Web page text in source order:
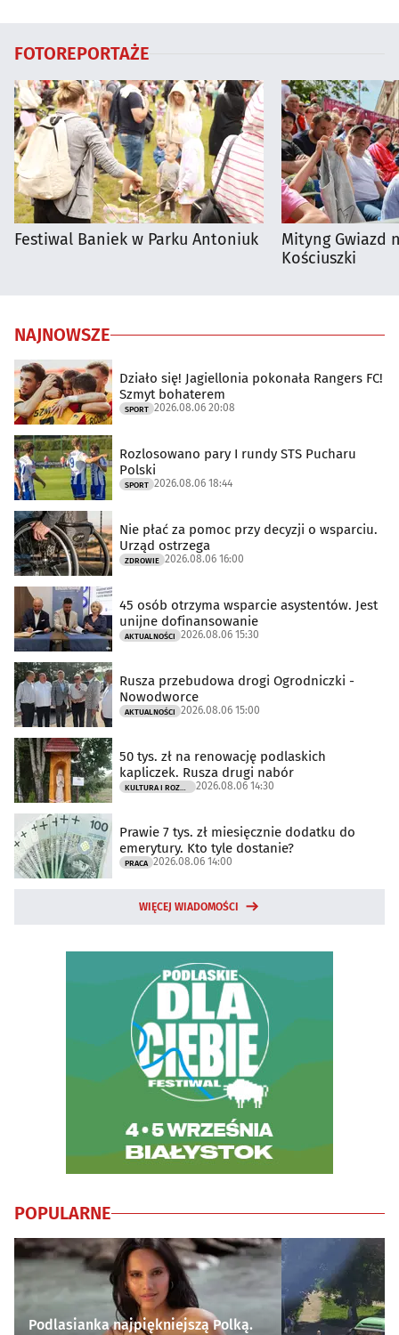
FOTOREPORTAŻE
Festiwal Baniek w Parku Antoniuk
Mityng Gwiazd
Kościuszki
NAJNOWSZE
Działo się! Jagiellonia pokonała Rangers FC!
Szmyt bohaterem
SPORT 2026.08.06 20:08
Rozlosowano pary I rundy STS Pucharu
Polski
SPORT 2026.08.06 18:44
Nie płać za pomoc przy decyzji o wsparciu.
Urząd ostrzega
ZDROWIE 2026.08.06 16:00
45 osób otrzyma wsparcie asystentów. Jest
unijne dofinansowanie
AKTUALNOŚCI 2026.08.06 15:30
Rusza przebudowa drogi Ogrodniczki -
Nowodworce
AKTUALNOŚCI 2026.08.06 15:00
50 tys. zł na renowację podlaskich
kapliczek. Rusza drugi nabór
2026.08.06 14:30
Prawie 7 tys. zł miesięcznie dodatku do
emerytury. Kto tyle dostanie?
PRACA 2026.08.06 14:00
WIĘCEJ WIADOMOŚCI
POPULARNE
Podlasianka najpiękniejszą Polką.